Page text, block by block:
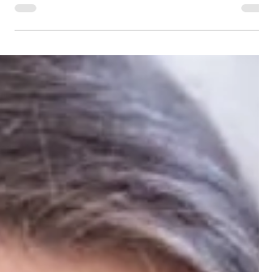
Πώς τα Καταπιεσμένα
Συναισθήματα
Επηρεάζουν το Σώμα μας -
Ψυχοσωματικά
Συμπτώματα
Πώς η καταπίεση των συναισθημάτων
το σώμα μας.